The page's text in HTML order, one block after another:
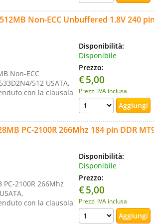
Non-ECC Unbuffered 1.8V 240
Non-ECC
512 USATA,
con la clausola
Disponibilità:
Disponibile
Prezzo:
€5,00
Prezzi IVA inclusa
PC-2100R 266Mhz 184 pin DDR
2100R 266Mhz
con la clausola
Disponibilità:
Disponibile
Prezzo:
€5,00
Prezzi IVA inclusa